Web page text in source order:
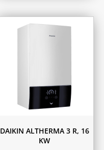
DAIKIN ALTHERMA 3 R, 16
KW